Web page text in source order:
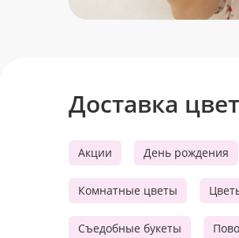
Доставка
Акции День рождения
Комнатные цветы
Съедобные букеты